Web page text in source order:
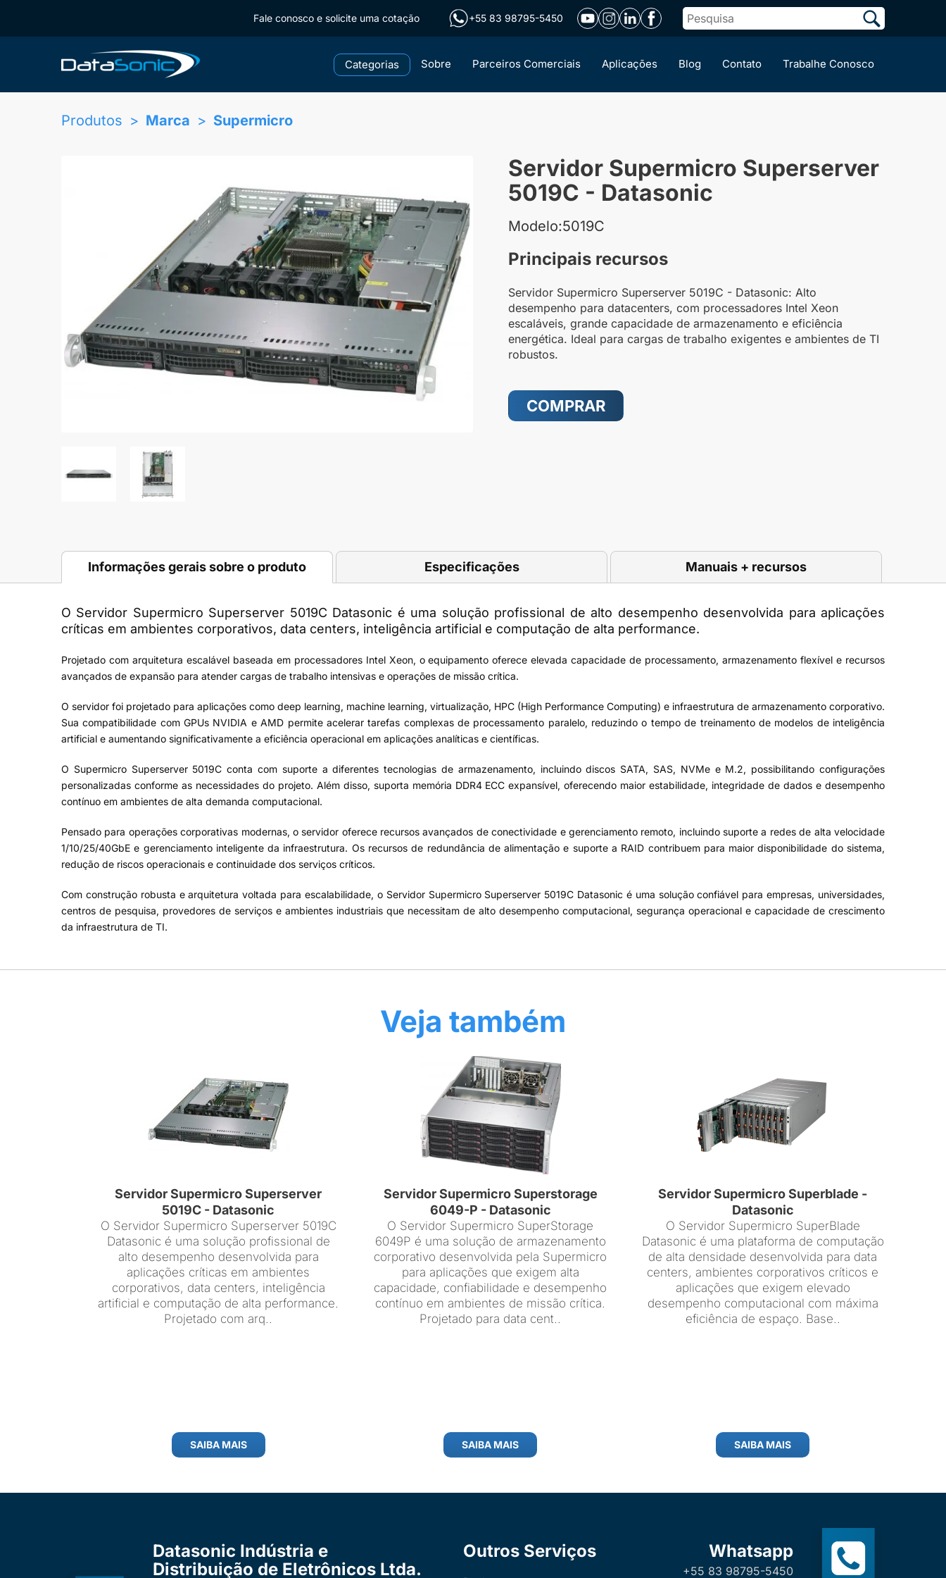
Fale conosco e solicite uma cotação +55 83 98795-5450
Categorias Sobre Parceiros Comerciais Aplicações Blog Contato Trabalhe Conosco
Produtos Marca Supermicro
Servidor Supermicro Superserver
5019C - Datasonic
Modelo:5019C
Principais recursos
Servidor Supermicro Superserver 5019C - Datasonic: Alto
desempenho para datacenters, com processadores Intel Xeon
escaláveis, grande capacidade de armazenamento e eficiência
energética. Ideal para cargas de trabalho exigentes e ambientes de TI
robustos.
COMPRAR
Informações gerais sobre o produto Especificações Manuais + recursos
O Servidor Supermicro Superserver 5019C Datasonic é uma solução profissional de alto desempenho desenvolvida para aplicações
críticas em ambientes corporativos, data centers, inteligência artificial e computação de alta performance.
Projetado com arquitetura escalável baseada em processadores Intel Xeon, o equipamento oferece elevada capacidade de processamento, armazenamento flexível e recursos
avançados de expansão para atender cargas de trabalho intensivas e operações de missão crítica.
O servidor foi projetado para aplicações como deep learning, machine learning, virtualização, HPC (High Performance Computing) e infraestrutura de armazenamento corporativo.
Sua compatibilidade com GPUs NVIDIA e AMD permite acelerar tarefas complexas de processamento paralelo, reduzindo o tempo de treinamento de modelos de inteligência
artificial e aumentando significativamente a eficiência operacional em aplicações analíticas e científicas.
O Supermicro Superserver 5019C conta com suporte a diferentes tecnologias de armazenamento, incluindo discos SATA, SAS, NVMe e M.2, possibilitando configurações
personalizadas conforme as necessidades do projeto. Além disso, suporta memória DDR4 ECC expansível, oferecendo maior estabilidade, integridade de dados e desempenho
contínuo em ambientes de alta demanda computacional.
Pensado para operações corporativas modernas, o servidor oferece recursos avançados de conectividade e gerenciamento remoto, incluindo suporte a redes de alta velocidade
1/10/25/40GbE e gerenciamento inteligente da infraestrutura. Os recursos de redundância de alimentação e suporte a RAID contribuem para maior disponibilidade do sistema,
redução de riscos operacionais e continuidade dos serviços críticos.
Com construção robusta e arquitetura voltada para escalabilidade, o Servidor Supermicro Superserver 5019C Datasonic é uma solução confiável para empresas, universidades,
centros de pesquisa, provedores de serviços e ambientes industriais que necessitam de alto desempenho computacional, segurança operacional e capacidade de crescimento
da infraestrutura de TI.
Veja também
Servidor Supermicro Superserver
5019C - Datasonic
O Servidor Supermicro Superserver 5019C
Datasonic é uma solução profissional de
alto desempenho desenvolvida para
aplicações críticas em ambientes
corporativos, data centers, inteligência
artificial e computação de alta performance.
Projetado com arq..
SAIBA MAIS
Servidor Supermicro Superstorage
6049-P - Datasonic
O Servidor Supermicro SuperStorage
6049P é uma solução de armazenamento
corporativo desenvolvida pela Supermicro
para aplicações que exigem alta
capacidade, confiabilidade e desempenho
contínuo em ambientes de missão crítica.
Projetado para data cent..
SAIBA MAIS
Servidor Supermicro Superblade -
Datasonic
O Servidor Supermicro SuperBlade
Datasonic é uma plataforma de computação
de alta densidade desenvolvida para data
centers, ambientes corporativos críticos e
aplicações que exigem elevado
desempenho computacional com máxima
eficiência de espaço. Base..
SAIBA MAIS
Datasonic Indústria e
Distribuição de Eletrônicos Ltda.
Outros Serviços Whatsapp
+55 83 98795-5450